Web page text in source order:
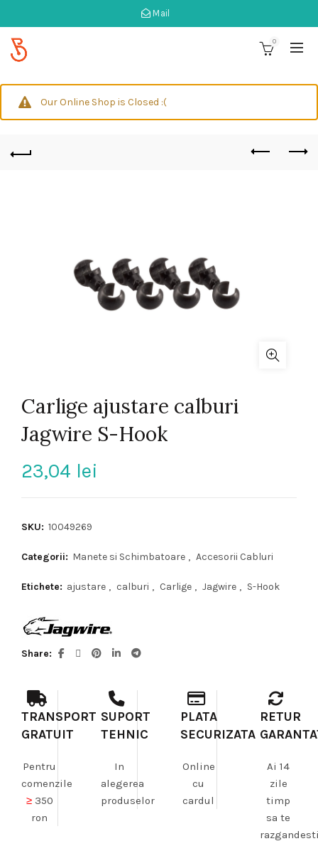
Mail
0
Our Online Shop is Closed :(
Carlige ajustare calburi
Jagwire S-Hook
23,04 lei
SKU: 10049269
Categorii: Manete si Schimbatoare , Accesorii Cabluri
Etichete: ajustare , calburi , Carlige , Jagwire , S-Hook
Share
TRANSPORT
GRATUIT
Pentru
comenzile
≥350
ron
SUPORT
TEHNIC
In
alegerea
produselor
PLATA
SECURIZATA
Online
cu
cardul
RETUR
Ai 14
zile
timp
sa te